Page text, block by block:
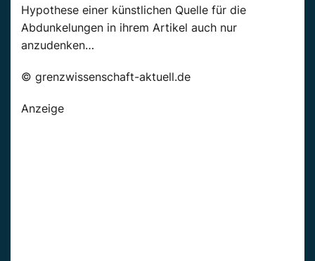
Hypothese einer künstlichen Quelle für die
Abdunkelungen in ihrem Artikel auch nur
anzudenken…
© grenzwissenschaft-aktuell.de
Anzeige